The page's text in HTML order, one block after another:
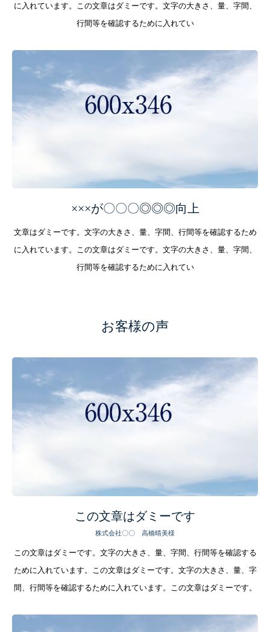
に入れています。この文章はダミーです。文字の大きさ、量、字間、
行間等を確認するために入れてい
×××が〇〇〇◎◎◎向上
文章はダミーです。文字の大きさ、量、字間、行間等を確認するため
に入れています。この文章はダミーです。文字の大きさ、量、字間、
行間等を確認するために入れてい
お客様の声
この文章はダミーです
株式会社〇〇 高橋晴美様
この文章はダミーです。文字の大きさ、量、字間、行間等を確認する
ために入れています。この文章はダミーです。文字の大きさ、量、字
間、行間等を確認するために入れています。この文章はダミーです。
D’isumの技術
SERVICES
NEWS